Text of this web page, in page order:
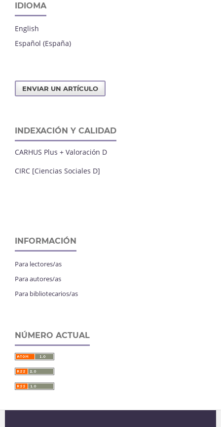
IDIOMA
English
Español (España)
ENVIAR UN ARTÍCULO
INDEXACIÓN Y CALIDAD
CARHUS Plus + Valoración D
CIRC [Ciencias Sociales D]
INFORMACIÓN
Para lectores/as
Para autores/as
Para bibliotecarios/as
NÚMERO ACTUAL